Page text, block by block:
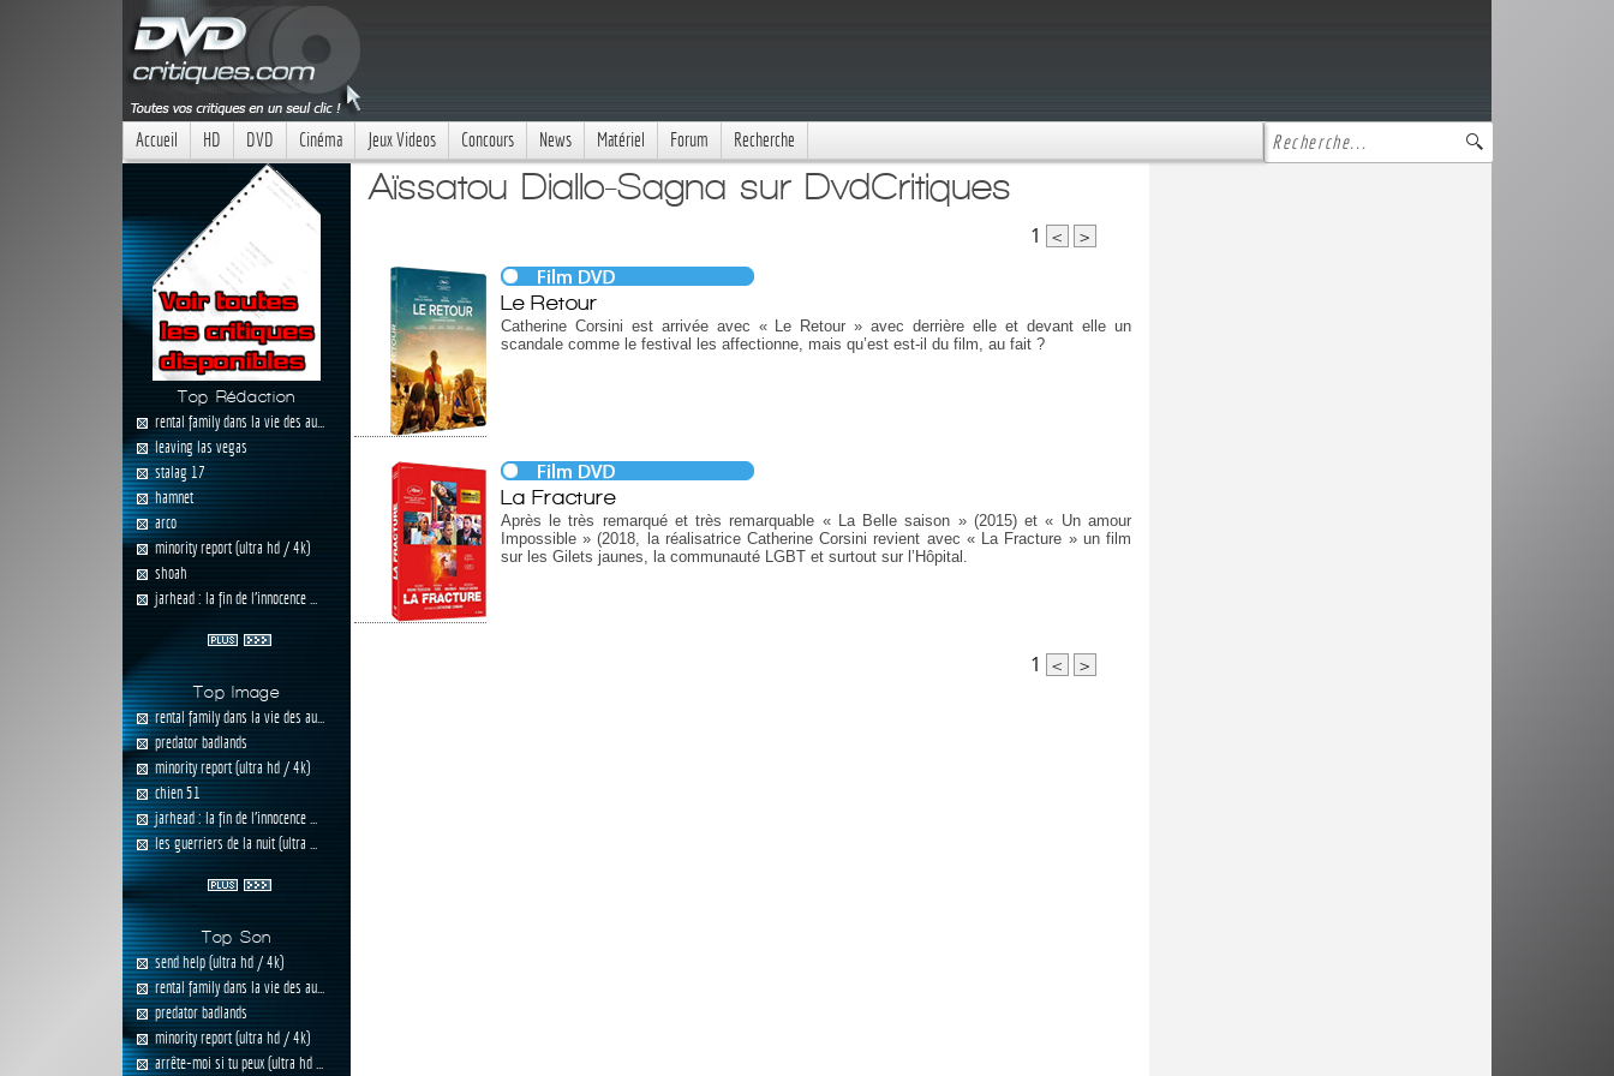
Accueil HD DVD Cinéma Jeux Videos Concours News Matériel Forum Recherche
Top Rédaction
rental family dans la vie des au...
leaving las vegas
stalag 17
hamnet
arco
minority report (ultra hd / 4k)
shoah
jarhead : la fin de l'innocence ...
Top Image
rental family dans la vie des au...
predator badlands
minority report (ultra hd / 4k)
chien 51
jarhead : la fin de l'innocence ...
les guerriers de la nuit (ultra ...
Top Son
send help (ultra hd / 4k)
rental family dans la vie des au...
predator badlands
minority report (ultra hd / 4k)
arrête-moi si tu peux (ultra hd ...
Aïssatou Diallo-Sagna sur DvdCritiques
1 < >
Le Retour
Catherine Corsini est arrivée avec « Le Retour » avec derrière elle et devant elle un
scandale comme le festival les affectionne, mais qu’est est-il du film, au fait ?
La Fracture
Après le très remarqué et très remarquable « La Belle saison » (2015) et « Un amour
Impossible » (2018, la réalisatrice Catherine Corsini revient avec « La Fracture » un film
sur les Gilets jaunes, la communauté LGBT et surtout sur l’Hôpital.
1 < >